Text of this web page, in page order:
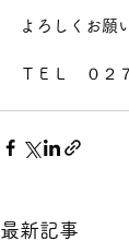
よろしくお願
ＴＥＬ　０２
最新記事